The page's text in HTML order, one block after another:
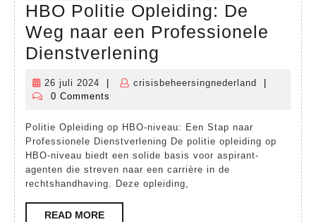
HBO Politie Opleiding: De
Weg naar een Professionele
Dienstverlening
Opleiding:
Weg
naar
een
26 juli 2024
26
juli
crisisbeheersingnederland
0 Comments
Politie Opleiding op HBO-niveau: Een Stap naar
Professionele Dienstverlening De politie opleiding op
HBO-niveau biedt een solide basis voor aspirant-
agenten die streven naar een carrière in de
rechtshandhaving. Deze opleiding,
READ MOREREAD